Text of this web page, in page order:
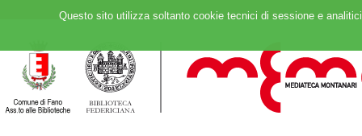
Questo sito utilizza soltanto cookie tecnici di sessione e